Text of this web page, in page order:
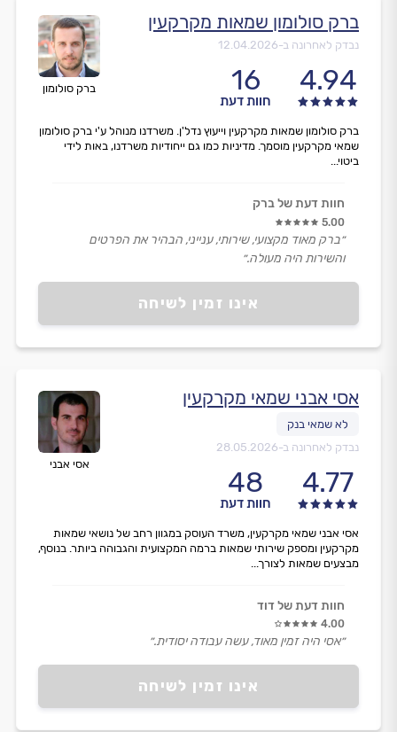
ברק סולומון
ברק סולומון שמאות מקרקעין
נבדק לאחרונה ב-12.04.2026
4.94
16
חוות דעת
אינו זמין לשיחה
ברק סולומון שמאות מקרקעין וייעוץ נדל'ן. משרדנו מנוהל ע'י ברק סולומון
שמאי מקרקעין מוסמך. מדיניות כמו גם ייחודיות משרדנו, באות לידי
ביטוי...
חוות דעת של ברק
5.00
״ברק מאוד מקצועי, שירותי, ענייני, הבהיר את הפרטים
והשירות היה מעולה.״
אסי אבני
אסי אבני שמאי מקרקעין
נבדק לאחרונה ב-28.05.2026
4.77
48
חוות דעת
אינו זמין לשיחה
אסי אבני שמאי מקרקעין, משרד העוסק במגוון רחב של נושאי שמאות
מקרקעין ומספק שירותי שמאות ברמה המקצועית והגבוהה ביותר. בנוסף,
מבצעים שמאות לצורך...
חוות דעת של דוד
4.00
״אסי היה זמין מאוד, עשה עבודה יסודית.״